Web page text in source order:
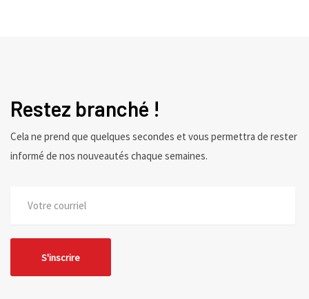
Restez branché !
Cela ne prend que quelques secondes et vous permettra de rester
informé de nos nouveautés chaque semaines.